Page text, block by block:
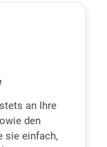
an Ihre
den
sie einfach,